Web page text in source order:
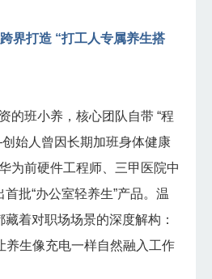
界打造 “打工人专属养生搭
的班小养，核心团队自带 “程
始人曾因长期加班身体健康
为前硬件工程师、三甲医院中
批“办公室轻养生”产品。温
着对职场场景的深度解构：
养生像充电一样自然融入工作